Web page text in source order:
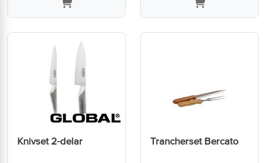
Knivset 2-delar Trancherset Bercato